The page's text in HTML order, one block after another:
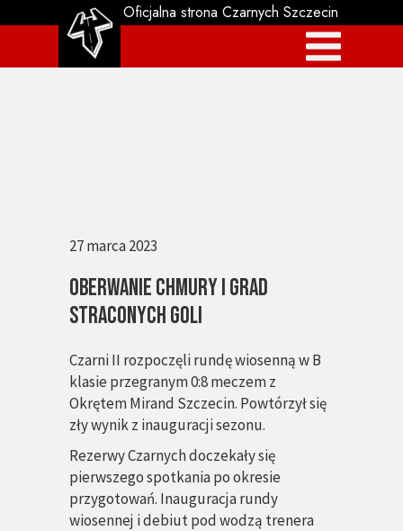
Czarni II rozpoczęli rundę wiosenną w B
klasie przegranym 0:8 meczem z
Okrętem Mirand Szczecin. Powtórzył się
zły wynik z inauguracji sezonu.
Rezerwy Czarnych doczekały się
pierwszego spotkania po okresie
przygotowań. Inauguracja rundy
wiosennej i debiut pod wodzą trenera
OBERWANIE CHMURY I GRAD
STRACONYCH GOLI
27 marca 2023
Oficjalna strona Czarnych Szczecin